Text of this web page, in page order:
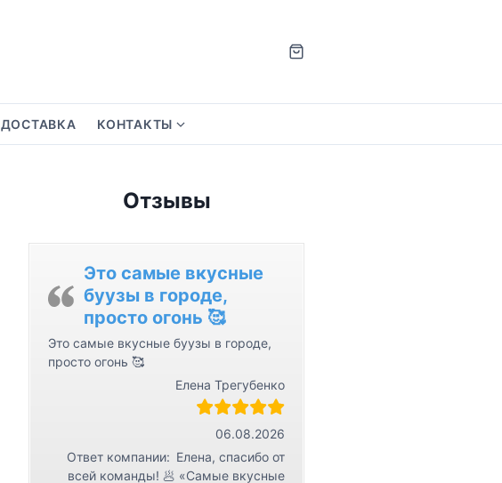
ДОСТАВКА КОНТАКТЫ
w
u
m
e
n
u
o
о
н
Отзывы
Это самые вкусные
буузы в городе,
просто огонь 🥰
Это самые вкусные буузы в городе,
просто огонь 🥰
Елена Трегубенко
06.08.2026
Ответ компании: Елена, спасибо от
всей команды! 🥟 «Самые вкусные